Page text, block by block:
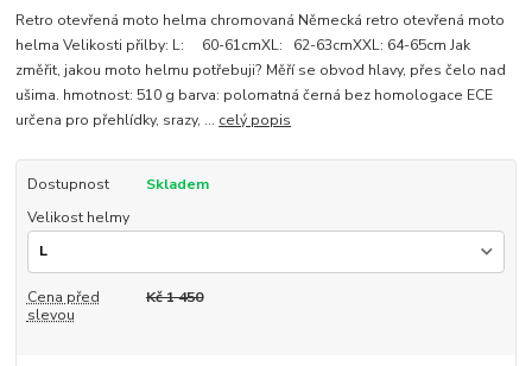
Retro otevřená moto helma chromovaná Německá retro otevřená moto
helma Velikosti přilby: L: 60-61cmXL: 62-63cmXXL: 64-65cm Jak
změřit, jakou moto helmu potřebuji? Měří se obvod hlavy, přes čelo nad
ušima. hmotnost: 510 g barva: polomatná černá bez homologace ECE
určena pro přehlídky, srazy, ... celý popis
Dostupnost
Skladem
Velikost helmy
Cena před
slevou
Kč 1 450